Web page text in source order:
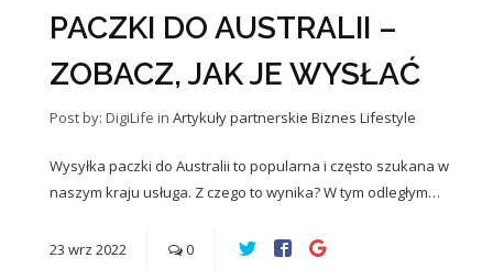
PACZKI DO AUSTRALII –
ZOBACZ, JAK JE WYSŁAĆ
Post by: DigiLife in Artykuły partnerskie Biznes Lifestyle
Wysyłka paczki do Australii to popularna i często szukana w
naszym kraju usługa. Z czego to wynika? W tym odległym…
23 wrz 2022 0